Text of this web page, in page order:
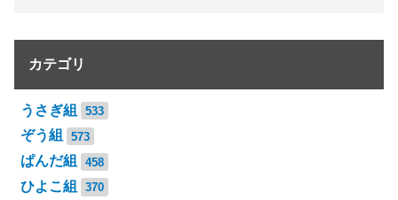
カテゴリ
うさぎ組 533
ぞう組 573
ぱんだ組 458
ひよこ組 370